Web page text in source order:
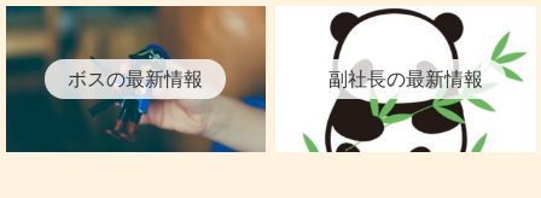
ボスの最新情報 副社長の最新情報